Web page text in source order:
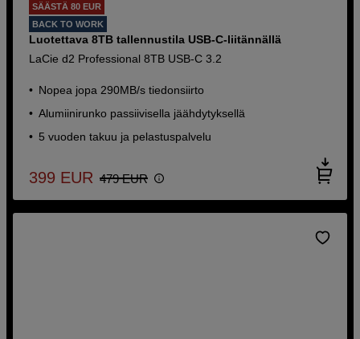
SÄÄSTÄ 80 EUR
BACK TO WORK
Luotettava 8TB tallennustila USB-C-liitännällä
LaCie d2 Professional 8TB USB-C 3.2
Nopea jopa 290MB/s tiedonsiirto
Alumiinirunko passiivisella jäähdytyksellä
5 vuoden takuu ja pelastuspalvelu
399 EUR 479 EUR